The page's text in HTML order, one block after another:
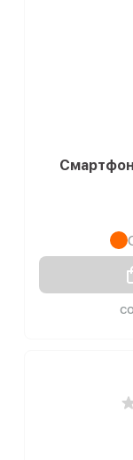
Смартфон